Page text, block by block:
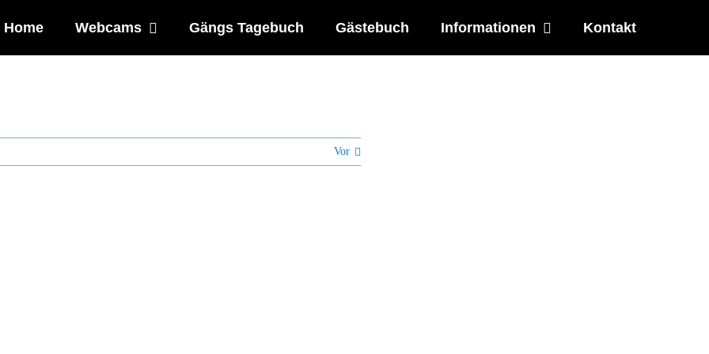
Home Webcams Gängs Tagebuch Gästebuch Informationen Kontakt
Vor